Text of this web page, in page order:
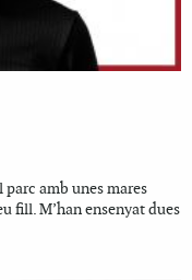
amb unes mares
fill. M’han ensenyat dues